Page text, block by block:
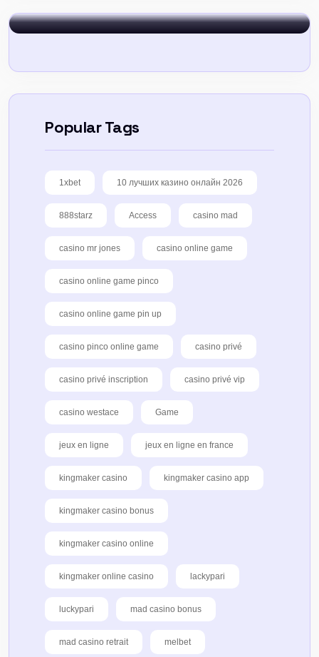
Popular Tags
1xbet 10 лучших казино онлайн 2026
888starz Access casino mad
casino mr jones casino online game
casino online game pinco
casino online game pin up
casino pinco online game casino privé
casino privé inscription casino privé vip
casino westace Game
jeux en ligne jeux en ligne en france
kingmaker casino kingmaker casino app
kingmaker casino bonus
kingmaker casino online
kingmaker online casino lackypari
luckypari mad casino bonus
mad casino retrait melbet